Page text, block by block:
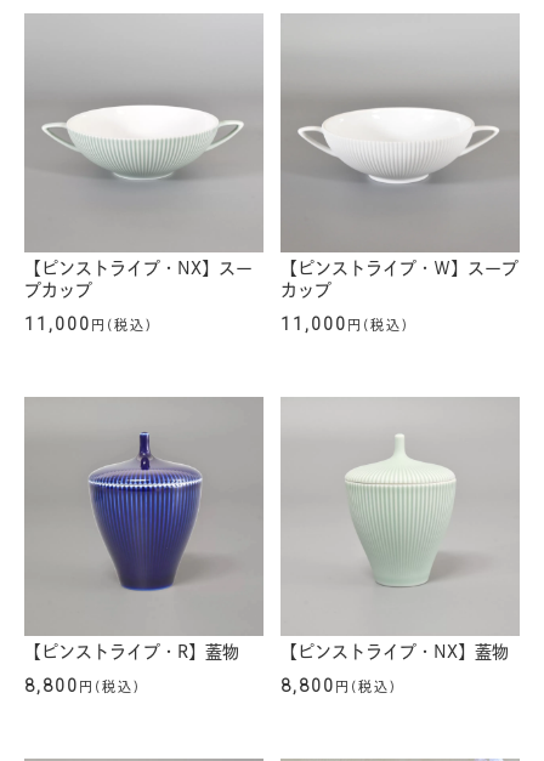
【ピンストライプ・NX】スー
プカップ
11,000 円(税込)
【ピンストライプ・Ｗ】スープ
カップ
11,000 円(税込)
【ピンストライプ・R】蓋物
8,800 円(税込)
【ピンストライプ・NX】蓋物
8,800 円(税込)